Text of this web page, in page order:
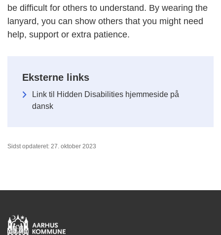
be difficult for others to understand. By wearing the
lanyard, you can show others that you might need
help, support or extra patience.
Eksterne links
Link til Hidden Disabilities hjemmeside på
dansk
Sidst opdateret: 27. oktober 2023